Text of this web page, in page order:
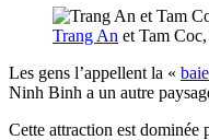
Trang An et Tam Coc,
Les gens l’appellent la «
Ninh Binh a un autre
Cette attraction est dominée